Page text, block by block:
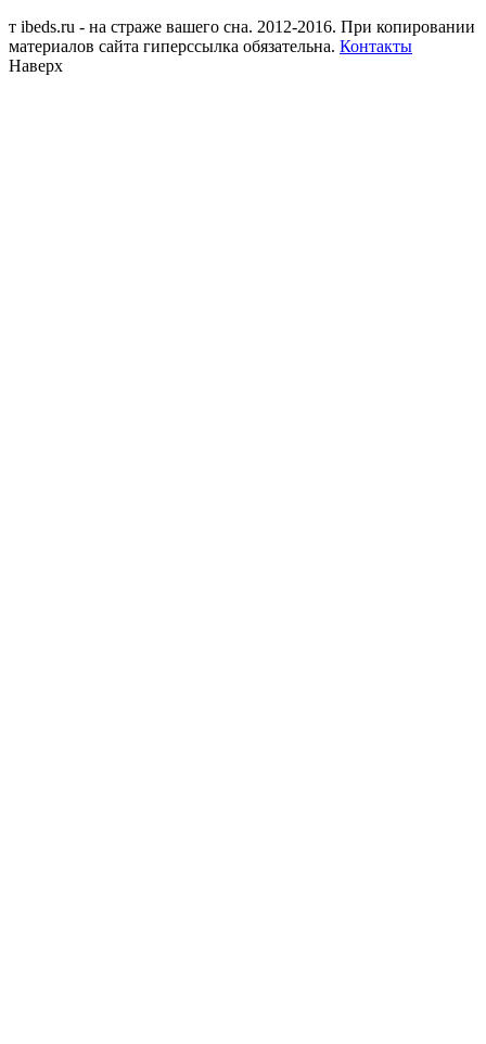
т ibeds.ru - на страже вашего сна. 2012-2016. При копировании
материалов сайта гиперссылка обязательна. Контакты
Наверх